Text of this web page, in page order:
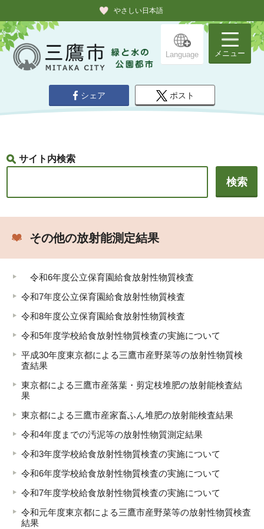
やさしい日本語
Language メニュー
シェア ポスト
サイト内検索
その他の放射能測定結果
令和6年度公立保育園給食放射性物質検査
令和7年度公立保育園給食放射性物質検査
令和8年度公立保育園給食放射性物質検査
令和5年度学校給食放射性物質検査の実施について
平成30年度東京都による三鷹市産野菜等の放射性物質検
査結果
東京都による三鷹市産落葉・剪定枝堆肥の放射能検査結
果
東京都による三鷹市産家畜ふん堆肥の放射能検査結果
令和4年度までの汚泥等の放射性物質測定結果
令和3年度学校給食放射性物質検査の実施について
令和6年度学校給食放射性物質検査の実施について
令和7年度学校給食放射性物質検査の実施について
令和元年度東京都による三鷹市産野菜等の放射性物質検査
結果